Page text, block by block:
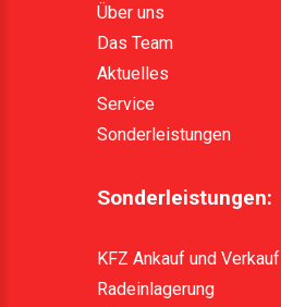
Über uns
Das Team
Aktuelles
Service
Sonderleistungen
Sonderleistungen:
KFZ Ankauf und Verkauf
Radeinlagerung